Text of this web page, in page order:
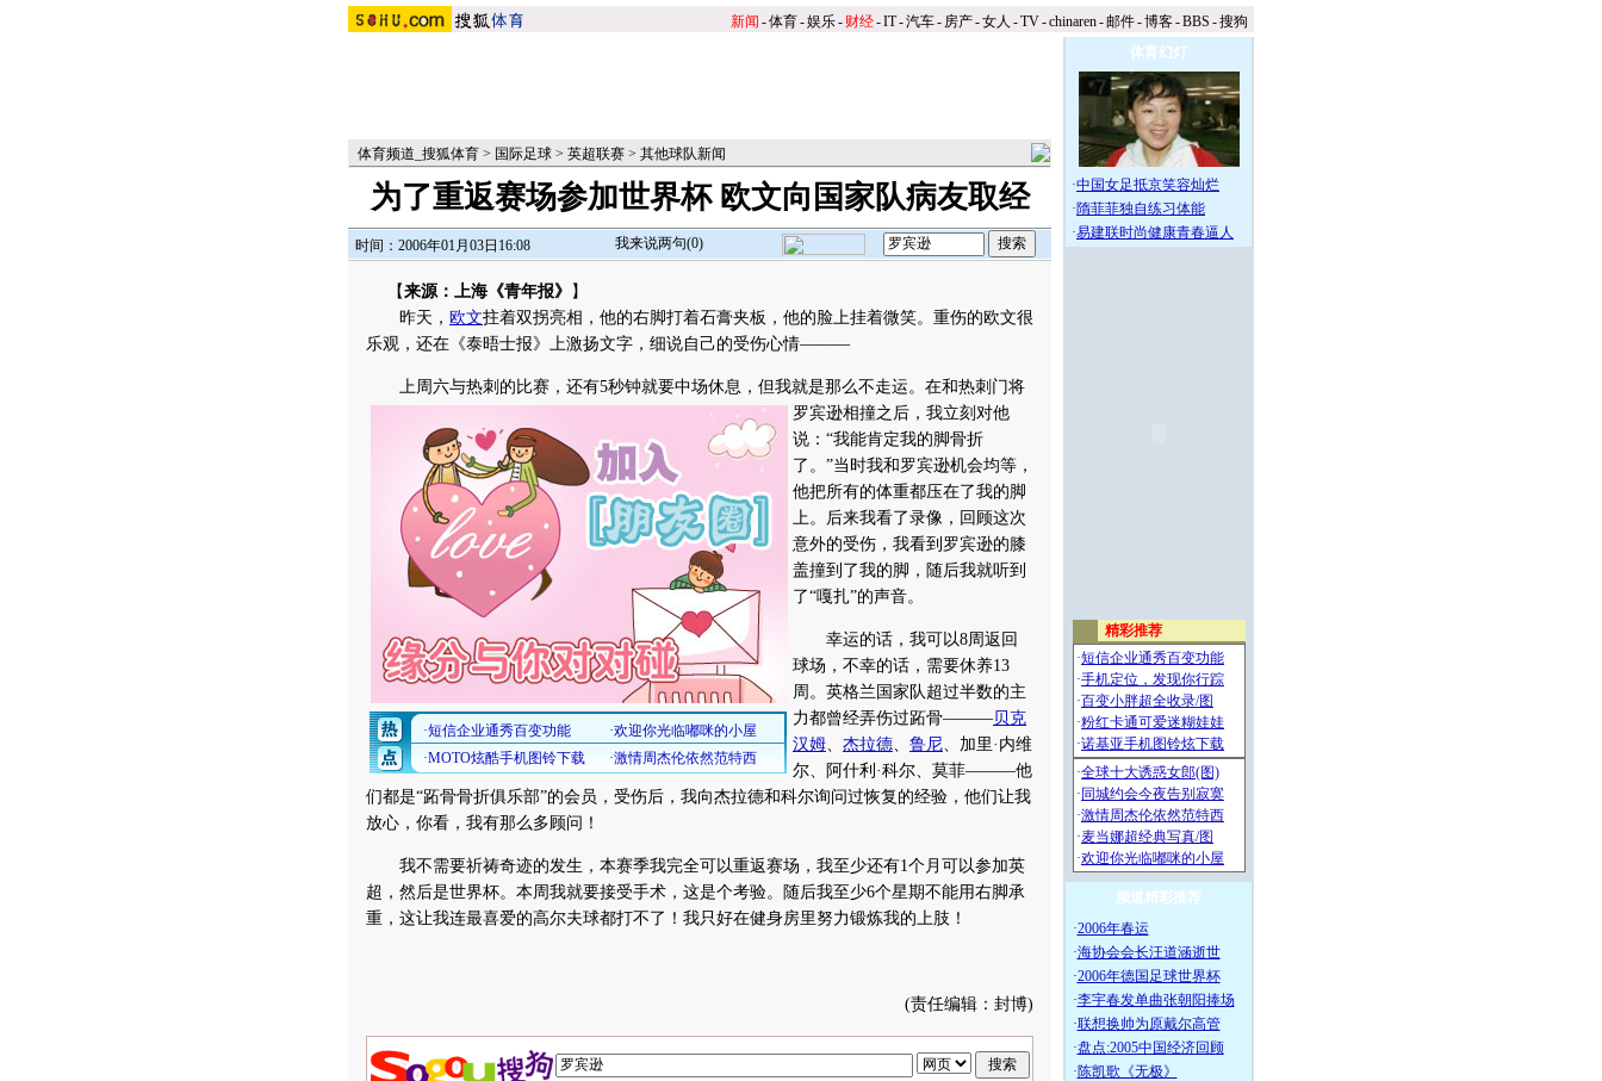
新闻 -体育-娱乐- 财经-IT-汽车- 房产-女人 -TV-chinaren-邮件-博客-BBS -搜狗
体育频道_搜狐体育 > 国际足球 > 英超联赛 > 其他球队新闻
为了重返赛场参加世界杯 欧文向国家队病友取经
时间：2006年01月03日16:08 我来说两句(0)
【来源：上海《青年报》 】
昨天， 欧文拄着双拐亮相，他的右脚打着石膏夹板，他的脸上挂着微笑。重伤的欧文很
乐观，还在《泰晤士报》上激扬文字，细说自己的受伤心情———
上周六与热刺的比赛，还有5秒钟就要中场休息，但我就是那么不走运。 在和热刺门将
罗宾逊相撞之后，我立刻对他
说：“我能肯定我的脚骨折
了。”当时我和罗宾逊机会均等，
他把所有的体重都压在了我的脚
上。后来我看了录像，回顾这次
意外的受伤，我看到罗宾逊的膝
盖撞到了我的脚，随后我就听到
了“嘎扎”的声音。
幸运的话，我可以8周返回
球场，不幸的话，需要休养13
周。英格兰国家队超过半数的主
力都曾经弄伤过跖骨———贝克
汉姆、 杰拉德、 鲁尼、加里·内维
尔、阿什利·科尔、莫菲———他
们都是“跖骨骨折俱乐部”的会员，受伤后，我向杰拉德和科尔询问过恢复的经验，他们让我
放心，你看，我有那么多顾问！
我不需要祈祷奇迹的发生，本赛季我完全可以重返赛场，我至少还有1个月可以参加英
超，然后是世界杯。本周我就要接受手术，这是个考验。随后我至少6个星期不能用右脚承
重，这让我连最喜爱的高尔夫球都打不了！我只好在健身房里努力锻炼我的上肢！
(责任编辑：封博)
体育幻灯
·中国女足抵京笑容灿烂
·隋菲菲独自练习体能
·易建联时尚健康青春逼人
频道精彩推荐
·2006年春运
·海协会会长汪道涵逝世
·2006年德国足球世界杯
·李宇春发单曲张朝阳捧场
·联想换帅为原戴尔高管
·盘点:2005中国经济回顾
·陈凯歌《无极》